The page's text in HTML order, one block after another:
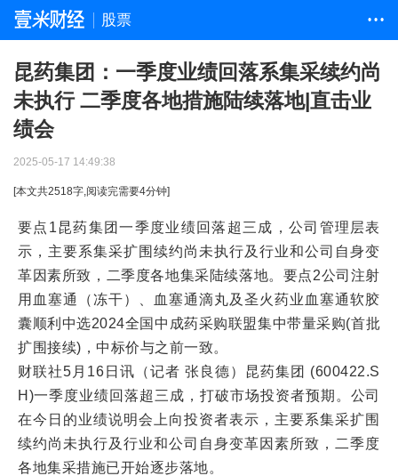
股票 • • •
昆药集团：一季度业绩回落系集采续约尚
未执行 二季度各地措施陆续落地|直击业
绩会
2025-05-17 14:49:38
[本文共2518字,阅读完需要4分钟]
要点1昆药集团一季度业绩回落超三成，公司管理层表
示，主要系集采扩围续约尚未执行及行业和公司自身变
革因素所致，二季度各地集采陆续落地。要点2公司注射
用血塞通（冻干）、血塞通滴丸及圣火药业血塞通软胶
囊顺利中选2024全国中成药采购联盟集中带量采购(首批
扩围接续)，中标价与之前一致。
财联社5月16日讯（记者 张良德）昆药集团 (600422.S
H)一季度业绩回落超三成，打破市场投资者预期。公司
在今日的业绩说明会上向投资者表示，主要系集采扩围
续约尚未执行及行业和公司自身变革因素所致，二季度
各地集采措施已开始逐步落地。